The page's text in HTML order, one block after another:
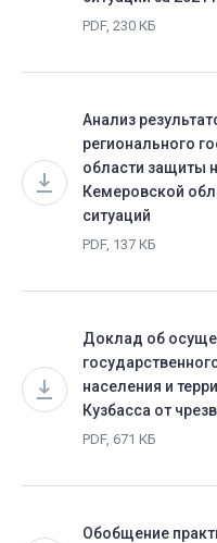
PDF, 230 КБ
Анализ
регионального
области защиты
Кемеровской
ситуаций
PDF, 137 КБ
Доклад об
населения и
Кузбасса от
PDF, 671 КБ
Обобщение